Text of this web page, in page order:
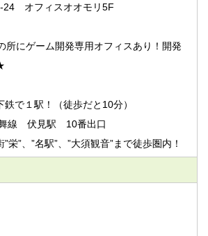
24 オフィスオオモリ5F
所にゲーム開発専用オフィスあり！開発
で１駅！（徒歩だと10分）
線 伏見駅 10番出口
”、”名駅”、”大須観音”まで徒歩圏内！